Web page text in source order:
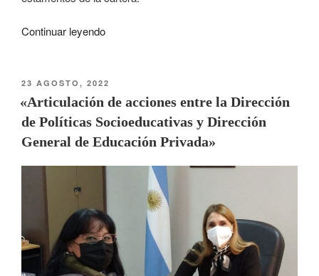
Continuar leyendo
23 AGOSTO, 2022
«Articulación de acciones entre la Dirección
de Políticas Socioeducativas y Dirección
General de Educación Privada»